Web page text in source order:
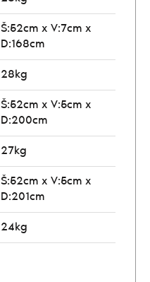
Š:52cm x V:7cm x
D:168cm
28kg
Š:52cm x V:5cm x
D:200cm
27kg
Š:52cm x V:5cm x
D:201cm
24kg